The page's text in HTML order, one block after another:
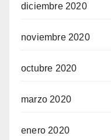
diciembre 2020
noviembre 2020
octubre 2020
marzo 2020
enero 2020